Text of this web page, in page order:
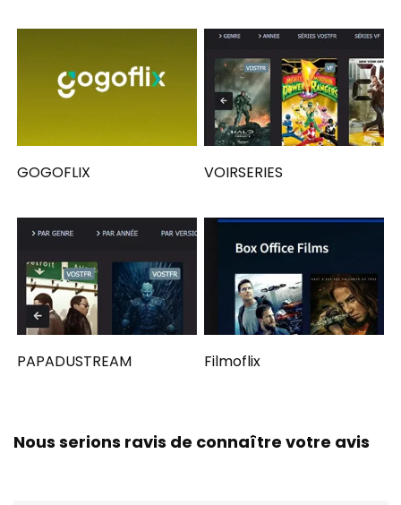
GOGOFLIX VOIRSERIES
PAPADUSTREAM Filmoflix
Nous serions ravis de connaître votre avis